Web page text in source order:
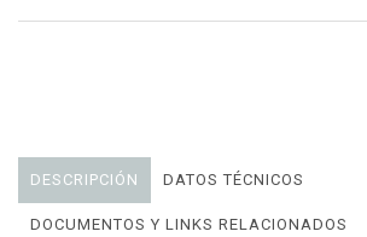
DESCRIPCIÓN DATOS TÉCNICOS
DOCUMENTOS Y LINKS RELACIONADOS